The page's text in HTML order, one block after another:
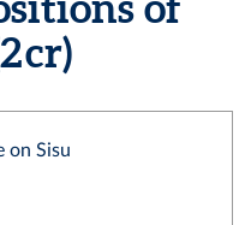
cr)
on Sisu